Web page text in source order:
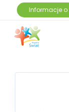
Informacje